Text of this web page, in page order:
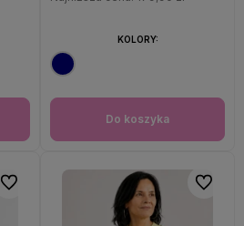
Do koszyka
KOLORY:
Do ulubionych Do